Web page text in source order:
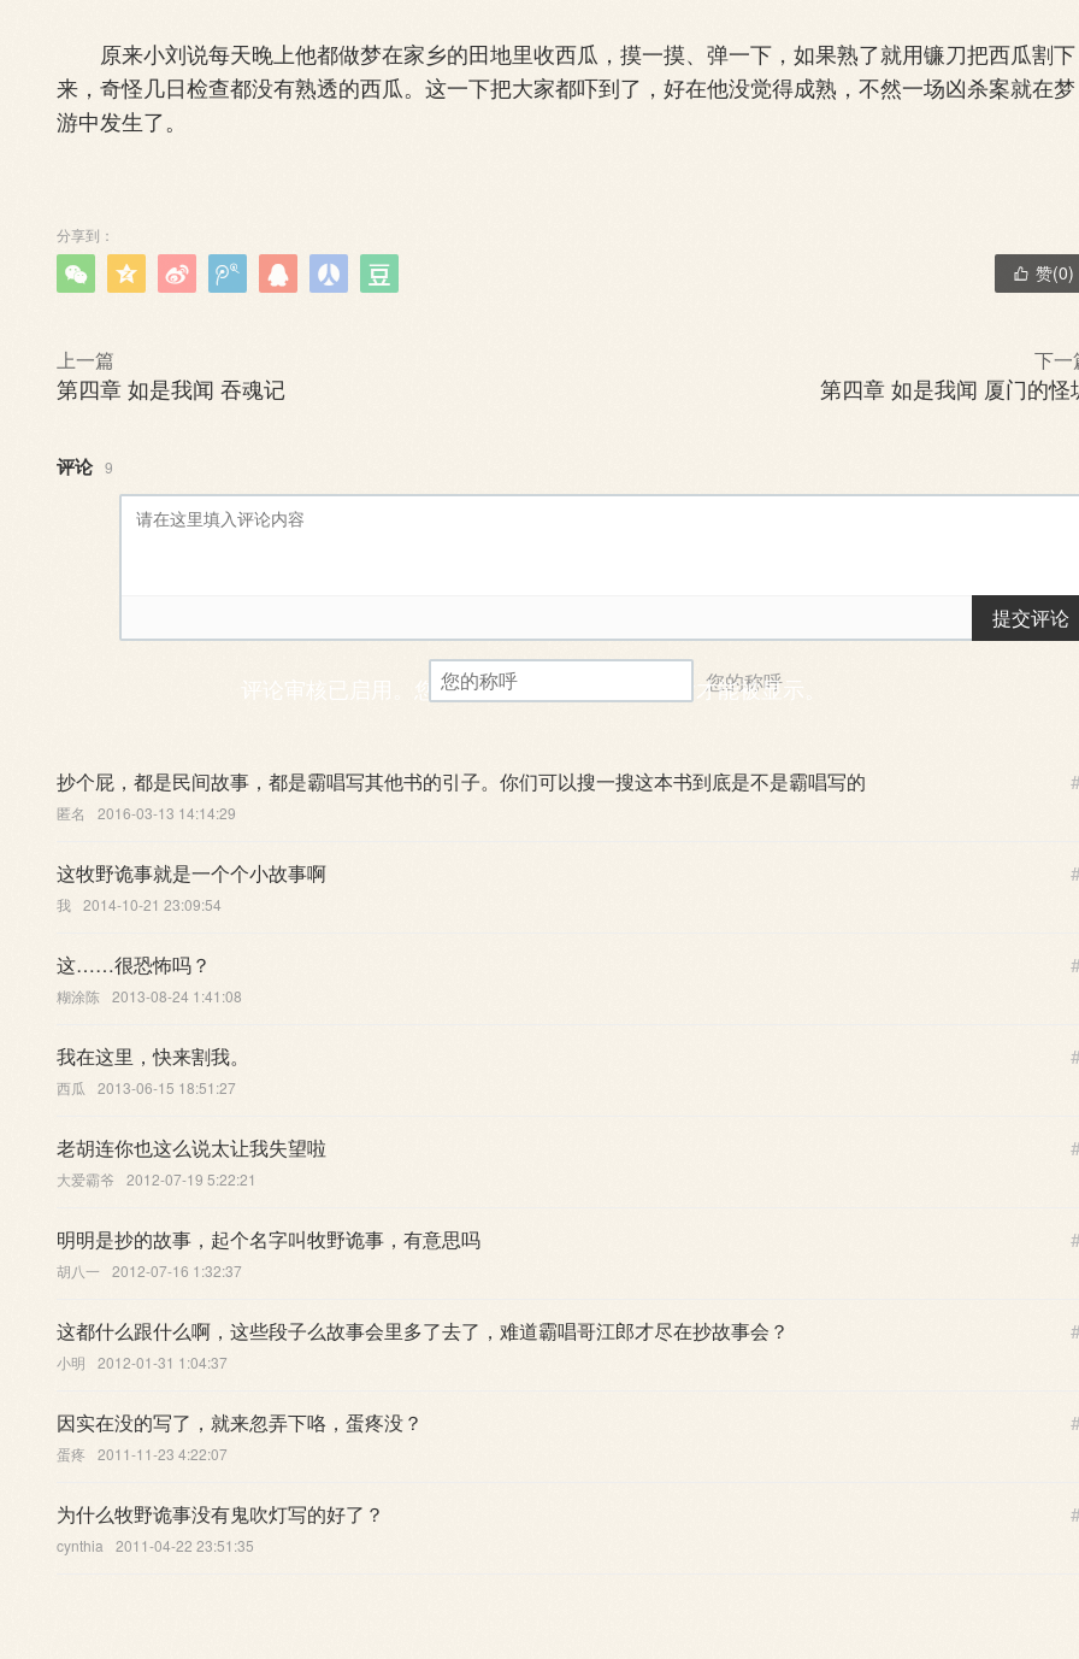
原来小刘说每天晚上他都做梦在家乡的田地里收西瓜，摸一摸、弹一下，如果熟了就用镰刀把西瓜割下
来，奇怪几日检查都没有熟透的西瓜。这一下把大家都吓到了，好在他没觉得成熟，不然一场凶杀案就在梦
游中发生了。
分享到：
        赞(0)
上一篇
第四章 如是我闻 吞魂记
下一
第四章 如是我闻 厦门的怪
评论 9
评论审核已启用。您的评论可能需要一段时间后才能被显示。
提交评论
您的称呼
抄个屁，都是民间故事，都是霸唱写其他书的引子。你们可以搜一搜这本书到底是不是霸唱写的
匿名 2016-03-13 14:14:29
这牧野诡事就是一个个小故事啊
我 2014-10-21 23:09:54
这……很恐怖吗？
糊涂陈 2013-08-24 1:41:08
我在这里，快来割我。
西瓜 2013-06-15 18:51:27
老胡连你也这么说太让我失望啦
大爱霸爷 2012-07-19 5:22:21
明明是抄的故事，起个名字叫牧野诡事，有意思吗
胡八一 2012-07-16 1:32:37
这都什么跟什么啊，这些段子么故事会里多了去了，难道霸唱哥江郎才尽在抄故事会？
小明 2012-01-31 1:04:37
因实在没的写了，就来忽弄下咯，蛋疼没？
蛋疼 2011-11-23 4:22:07
为什么牧野诡事没有鬼吹灯写的好了？
cynthia 2011-04-22 23:51:35